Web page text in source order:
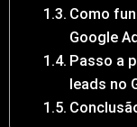
Como
Google
Passo a
leads no